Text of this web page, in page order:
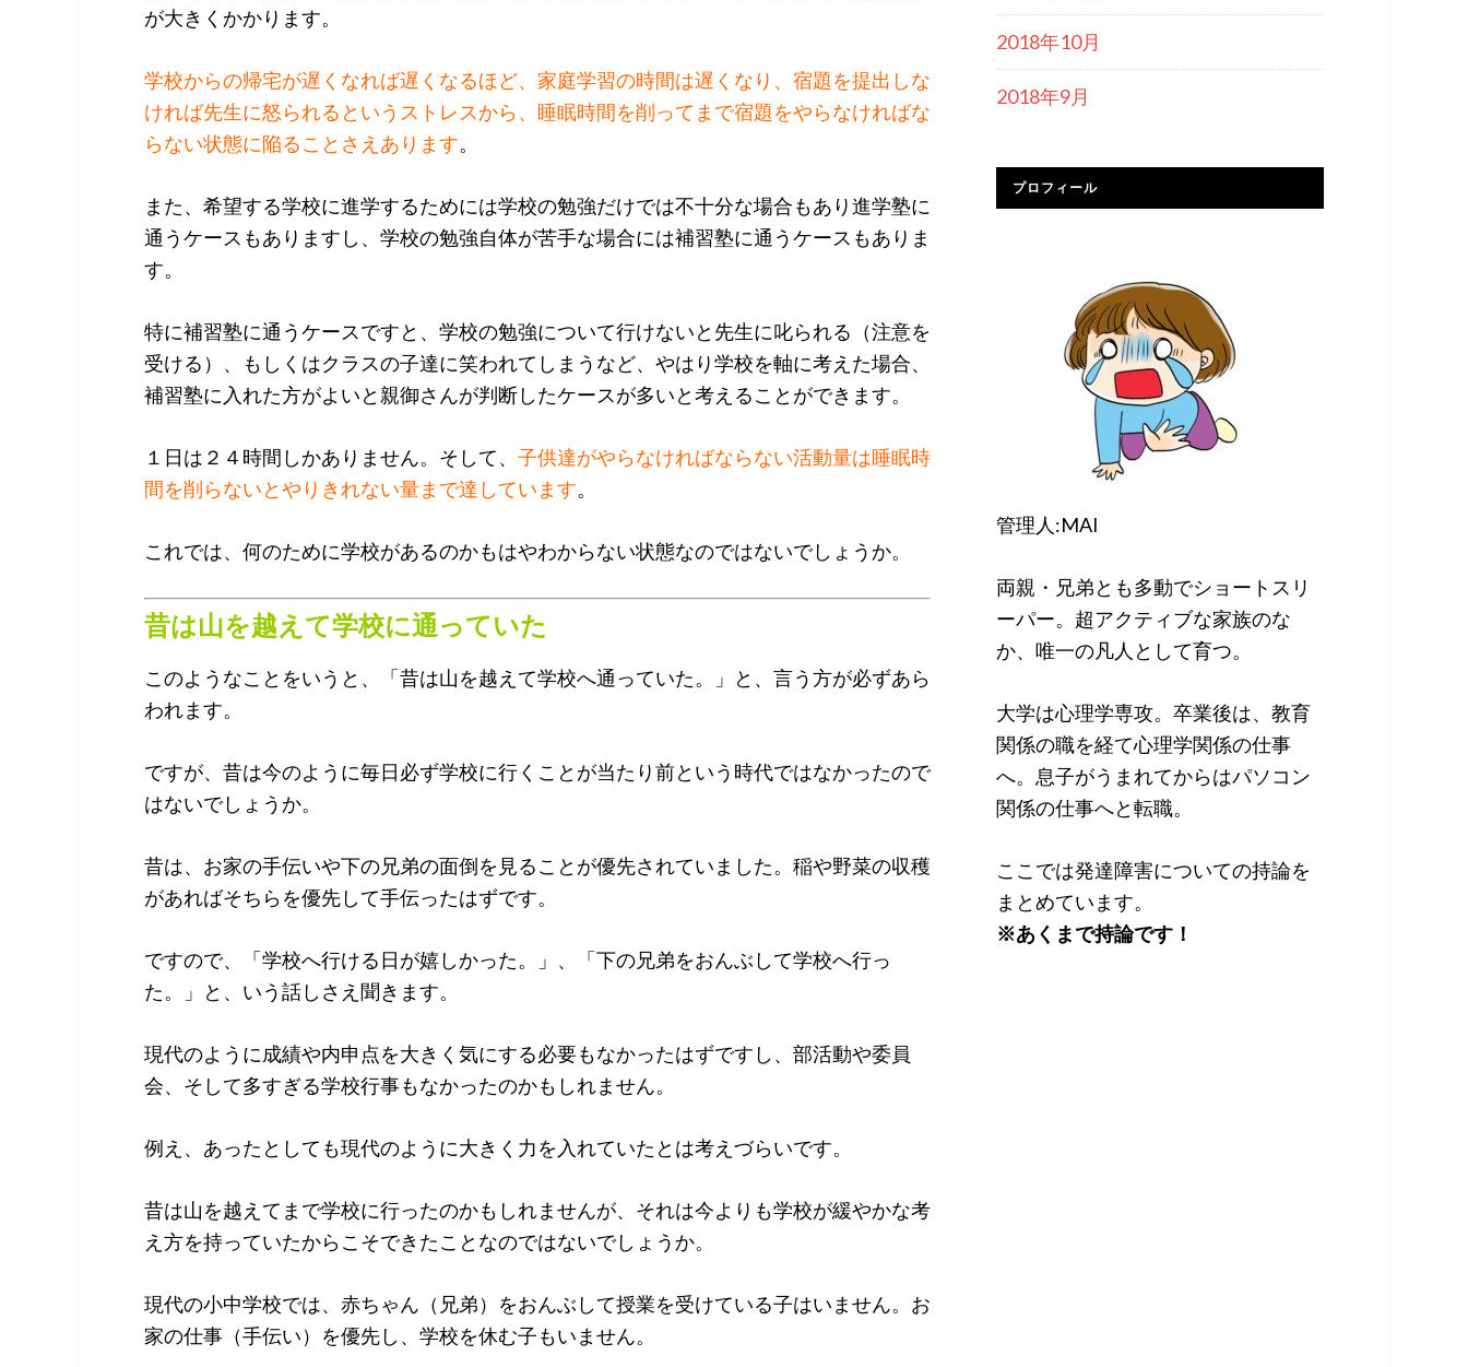
が大きくかかります。
学校からの帰宅が遅くなれば遅くなるほど、家庭学習の時間は遅くなり、宿題を提出しな
ければ先生に怒られるというストレスから、睡眠時間を削ってまで宿題をやらなければな
らない状態に陥ることさえあります。
また、希望する学校に進学するためには学校の勉強だけでは不十分な場合もあり進学塾に
通うケースもありますし、学校の勉強自体が苦手な場合には補習塾に通うケースもありま
す。
特に補習塾に通うケースですと、学校の勉強について行けないと先生に叱られる（注意を
受ける）、もしくはクラスの子達に笑われてしまうなど、やはり学校を軸に考えた場合、
補習塾に入れた方がよいと親御さんが判断したケースが多いと考えることができます。
１日は２４時間しかありません。そして、 子供達がやらなければならない活動量は睡眠時
間を削らないとやりきれない量まで達しています。
これでは、何のために学校があるのかもはやわからない状態なのではないでしょうか。
昔は山を越えて学校に通っていた
このようなことをいうと、「昔は山を越えて学校へ通っていた。」と、言う方が必ずあら
われます。
ですが、昔は今のように毎日必ず学校に行くことが当たり前という時代ではなかったので
はないでしょうか。
昔は、お家の手伝いや下の兄弟の面倒を見ることが優先されていました。稲や野菜の収穫
があればそちらを優先して手伝ったはずです。
ですので、「学校へ行ける日が嬉しかった。」、「下の兄弟をおんぶして学校へ行っ
た。」と、いう話しさえ聞きます。
現代のように成績や内申点を大きく気にする必要もなかったはずですし、部活動や委員
会、そして多すぎる学校行事もなかったのかもしれません。
例え、あったとしても現代のように大きく力を入れていたとは考えづらいです。
昔は山を越えてまで学校に行ったのかもしれませんが、それは今よりも学校が緩やかな考
え方を持っていたからこそできたことなのではないでしょうか。
現代の小中学校では、赤ちゃん（兄弟）をおんぶして授業を受けている子はいません。お
家の仕事（手伝い）を優先し、学校を休む子もいません。
2018年10月
2018年9月
プロフィール
管理人:MAI
両親・兄弟とも多動でショートスリ
ーパー。超アクティブな家族のな
か、唯一の凡人として育つ。
大学は心理学専攻。卒業後は、教育
関係の職を経て心理学関係の仕事
へ。息子がうまれてからはパソコン
関係の仕事へと転職。
ここでは発達障害についての持論を
まとめています。
※あくまで持論です！